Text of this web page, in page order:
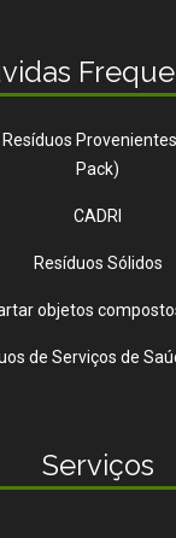
Pack)
CADRI
Resíduos Sólidos
objetos
de Serviços de
Serviços